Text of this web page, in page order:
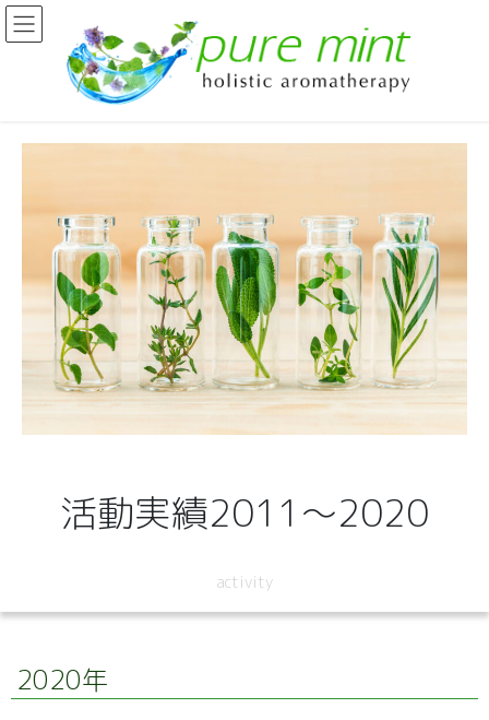
活動実績2011～2020
activity
2020年